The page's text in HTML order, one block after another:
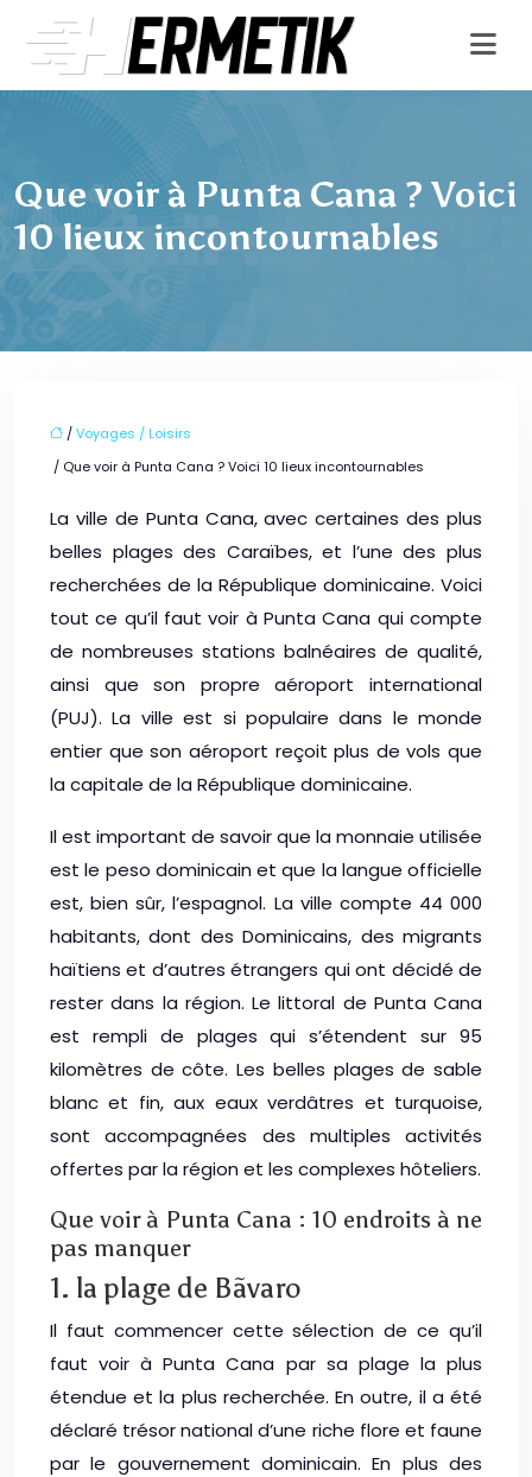
Que voir à Punta Cana ? Voici
10 lieux incontournables
/Voyages / Loisirs
/ Que voir à Punta Cana ? Voici 10 lieux incontournables
La ville de Punta Cana, avec certaines des plus
belles plages des Caraïbes, et l’une des plus
recherchées de la République dominicaine. Voici
tout ce qu’il faut voir à Punta Cana qui compte
de nombreuses stations balnéaires de qualité,
ainsi que son propre aéroport international
(PUJ). La ville est si populaire dans le monde
entier que son aéroport reçoit plus de vols que
la capitale de la République dominicaine.
Il est important de savoir que la monnaie utilisée
est le peso dominicain et que la langue officielle
est, bien sûr, l’espagnol. La ville compte 44 000
habitants, dont des Dominicains, des migrants
haïtiens et d’autres étrangers qui ont décidé de
rester dans la région. Le littoral de Punta Cana
est rempli de plages qui s’étendent sur 95
kilomètres de côte. Les belles plages de sable
blanc et fin, aux eaux verdâtres et turquoise,
sont accompagnées des multiples activités
offertes par la région et les complexes hôteliers.
Que voir à Punta Cana : 10 endroits à ne
pas manquer
1. la plage de Bãvaro
Il faut commencer cette sélection de ce qu’il
faut voir à Punta Cana par sa plage la plus
étendue et la plus recherchée. En outre, il a été
déclaré trésor national d’une riche flore et faune
par le gouvernement dominicain. En plus des